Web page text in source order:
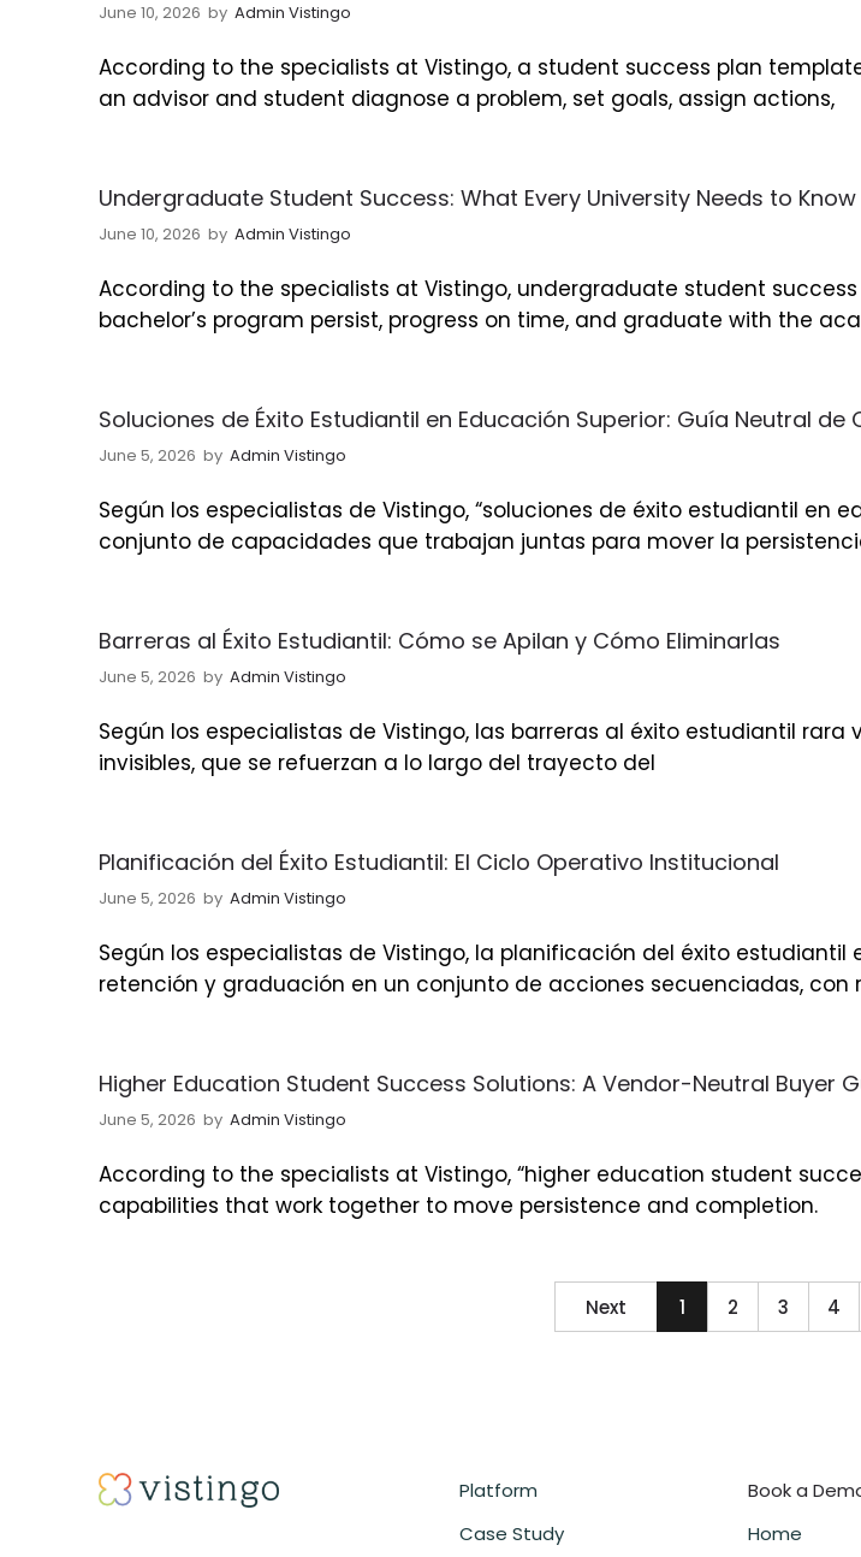
June 10, 2026 by Admin Vistingo
According to the specialists at Vistingo, a student success plan
an advisor and student diagnose a problem, set goals, assign actions,
Undergraduate Student Success: What Every University Needs to Know
June 10, 2026 by Admin Vistingo
According to the specialists at Vistingo, undergraduate student
bachelor’s program persist, progress on time, and graduate with the
Soluciones de Éxito Estudiantil en Educación Superior: Guía Neutral de
June 5, 2026 by Admin Vistingo
Según los especialistas de Vistingo, “soluciones de éxito estudiantil en
conjunto de capacidades que trabajan juntas para mover la
Barreras al Éxito Estudiantil: Cómo se Apilan y Cómo Eliminarlas
June 5, 2026 by Admin Vistingo
Según los especialistas de Vistingo, las barreras al éxito estudiantil
invisibles, que se refuerzan a lo largo del trayecto del
Planificación del Éxito Estudiantil: El Ciclo Operativo Institucional
June 5, 2026 by Admin Vistingo
Según los especialistas de Vistingo, la planificación del éxito
retención y graduación en un conjunto de acciones secuenciadas, con
Higher Education Student Success Solutions: A Vendor-Neutral Buyer
June 5, 2026 by Admin Vistingo
According to the specialists at Vistingo, “higher education student
capabilities that work together to move persistence and completion.
Next 1 2 3 4
Platform
Case Study
Book a
Home